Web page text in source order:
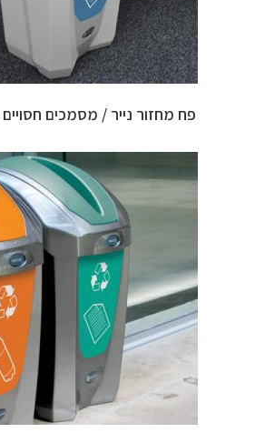
פח מחזור נייר / מסמכים חסויים 30 ®Nexus